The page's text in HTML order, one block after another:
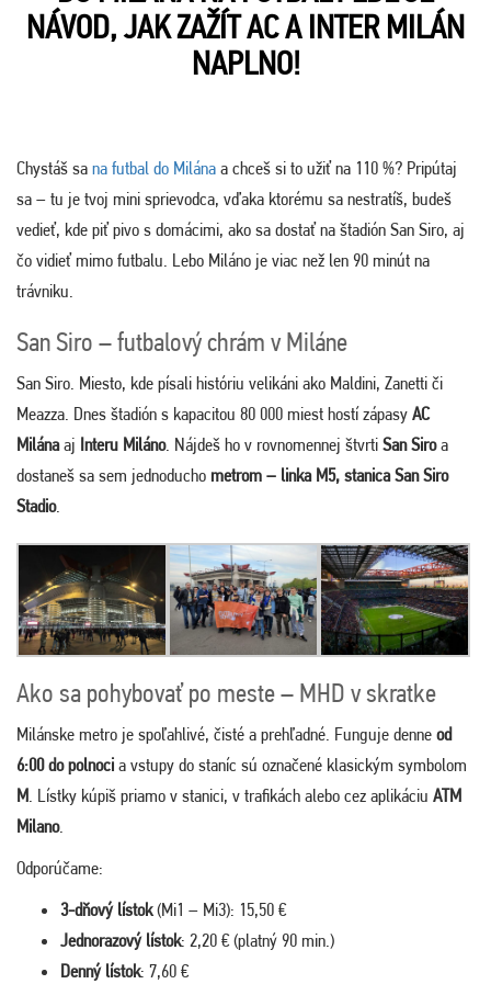
NÁVOD, JAK ZAŽÍT AC A INTER MILÁN
NAPLNO!
Chystáš sa na futbal do Milána a chceš si to užiť na 110 %? Pripútaj
sa – tu je tvoj mini sprievodca, vďaka ktorému sa nestratíš, budeš
vedieť, kde piť pivo s domácimi, ako sa dostať na štadión San Siro, aj
čo vidieť mimo futbalu. Lebo Miláno je viac než len 90 minút na
trávniku.
San Siro – futbalový chrám v Miláne
San Siro. Miesto, kde písali históriu velikáni ako Maldini, Zanetti či
Meazza. Dnes štadión s kapacitou 80 000 miest hostí zápasy AC
Milánaaj Interu Miláno. Nájdeš ho v rovnomennej štvrti San Siroa
dostaneš sa sem jednoducho metrom – linka M5, stanica San Siro
Stadio.
Ako sa pohybovať po meste – MHD v skratke
Milánske metro je spoľahlivé, čisté a prehľadné. Funguje denne od
6:00 do polnoci a vstupy do staníc sú označené klasickým symbolom
M. Lístky kúpiš priamo v stanici, v trafikách alebo cez aplikáciu ATM
Milano.
Odporúčame:
3-dňový lístok(Mi1 – Mi3): 15,50 €
Jednorazový lístok: 2,20 € (platný 90 min.)
Denný lístok: 7,60 €